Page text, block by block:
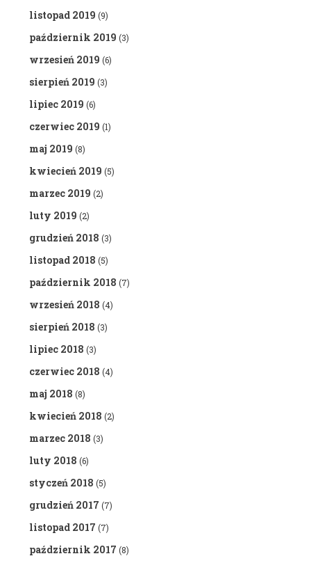
listopad 2019 (9)
październik 2019 (3)
wrzesień 2019 (6)
sierpień 2019 (3)
lipiec 2019 (6)
czerwiec 2019 (1)
maj 2019 (8)
kwiecień 2019 (5)
marzec 2019 (2)
luty 2019 (2)
grudzień 2018 (3)
listopad 2018 (5)
październik 2018 (7)
wrzesień 2018 (4)
sierpień 2018 (3)
lipiec 2018 (3)
czerwiec 2018 (4)
maj 2018 (8)
kwiecień 2018 (2)
marzec 2018 (3)
luty 2018 (6)
styczeń 2018 (5)
grudzień 2017 (7)
listopad 2017 (7)
październik 2017 (8)